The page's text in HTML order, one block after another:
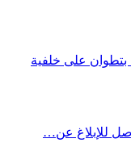
على خلفية
للإبلاغ عن…